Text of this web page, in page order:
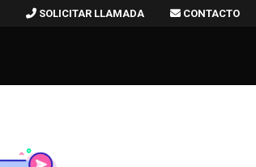
SOLICITAR LLAMADA CONTACTO